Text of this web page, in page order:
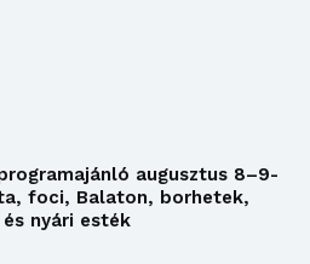
augusztus 8–9-
foci, Balaton, borhetek,
nyári esték